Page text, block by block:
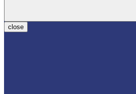
close